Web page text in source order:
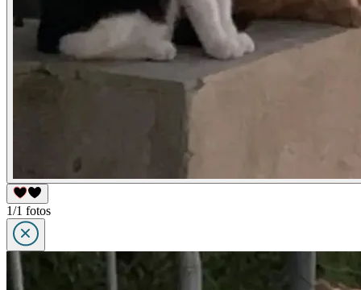
1/1 fotos